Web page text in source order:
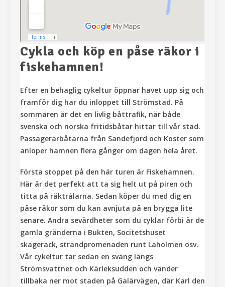
Cykla och köp en påse räkor i
fiskehamnen!
Efter en behaglig cykeltur öppnar havet upp sig och
framför dig har du inloppet till Strömstad. På
sommaren är det en livlig båttrafik, när både
svenska och norska fritidsbåtar hittar till vår stad.
Passagerarbåtarna från Sandefjord och Koster som
anlöper hamnen flera gånger om dagen hela året.
Första stoppet på den här turen är Fiskehamnen.
Här är det perfekt att ta sig helt ut på piren och
titta på räktrålarna. Sedan köper du med dig en
påse räkor som du kan avnjuta på en brygga lite
senare. Andra sevärdheter som du cyklar förbi är de
gamla gränderna i Bukten, Socitetshuset
skagerack, strandpromenaden runt Laholmen osv.
Vår cykeltur tar sedan en sväng längs
Strömsvattnet och Kärleksudden och vänder
tillbaka ner mot staden på Galärvägen, där Karl den